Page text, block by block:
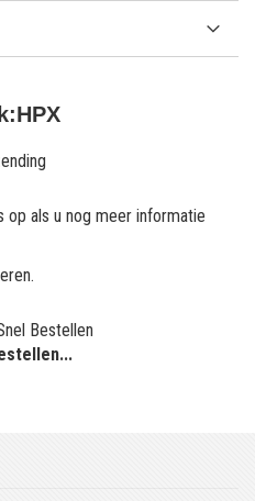
HPX
als u nog meer informatie
Bestellen